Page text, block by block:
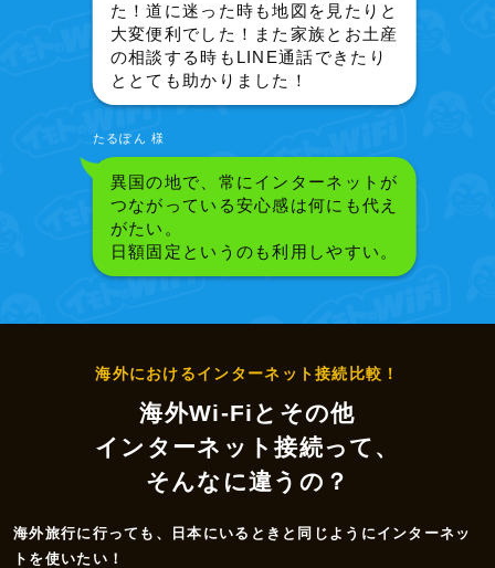
た！道に迷った時も地図を見たりと
大変便利でした！また家族とお土産
の相談する時もLINE通話できたり
ととても助かりました！
たるぽん 様
異国の地で、常にインターネットが
つながっている安心感は何にも代え
がたい。
日額固定というのも利用しやすい。
海外におけるインターネット接続比較！
海外Wi-Fiとその他
インターネット接続って、
そんなに違うの？
海外旅行に行っても、日本にいるときと同じようにインターネッ
トを使いたい！